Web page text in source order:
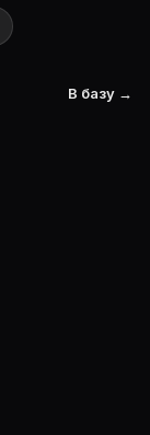
В базу →